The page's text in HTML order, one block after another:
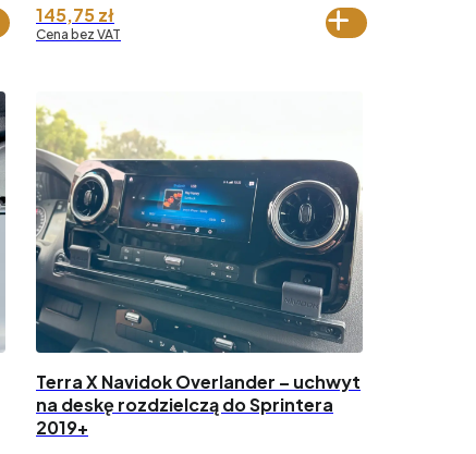
145,75zł
Cena bez VAT
Terra X Navidok Overlander – uchwyt
na deskę rozdzielczą do Sprintera
2019+